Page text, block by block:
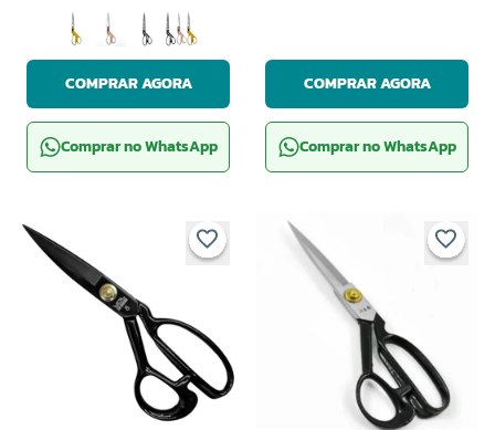
COMPRAR AGORA
Comprar no WhatsApp
COMPRAR AGORA
Comprar no WhatsApp